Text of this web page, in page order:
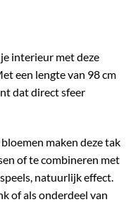
interieur met deze
een lengte van 98 cm
dat direct sfeer
maken deze tak
of te combineren met
natuurlijk effect.
of als onderdeel van